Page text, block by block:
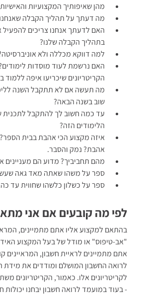
מהן שאיפותיך המקצועיות
מה דעתך על תהליך הקבלה
האם לדעתך אנחנו צריכים
בתהליך הקבלה שלנו?
למה דווקא מכללה ולא
האם נרשמת לעוד מוסדות
הקריטריונים שיכריעו איפה ללמוד
מה תעשה אם לא תתקבל השנה
שוב בשנה הבאה?
עד כמה חשוב לך להתקבל לתכנית
הלימודים הזה?
איזה מקצוע הכי אהבת בבית
אהבת? נמק והסבר.
מהם תחביביך? מדוע הם מעניינים
ספר על משהו שאתה מאד גאה
ספר על כשלון כלשהו שחווית עד
לפי מה קובעים אם אני
בהתאם למקצוע אליו אתם מתמיינים,
"אב-טיפוס" או מודל של בעל המקצוע
אתם מתמיינים לראיית חשבון, המראיינים
לרואה החשבון המושלם ומודדים את
לקריטריונים אלו. כאמור, הקריטריונים
- בעוד במועמד לרואה חשבון יבחנו יכולות